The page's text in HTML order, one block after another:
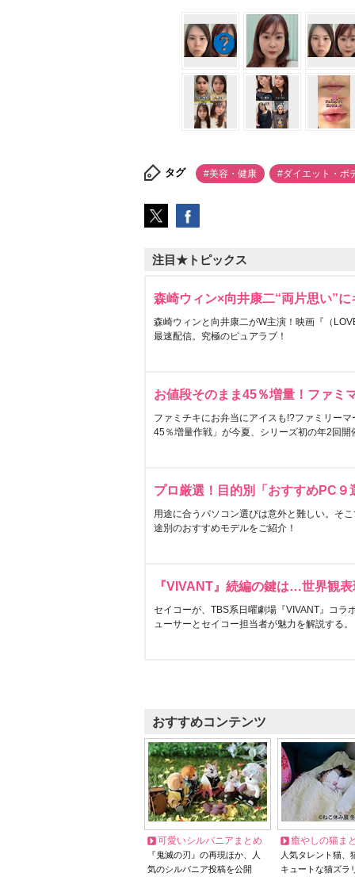
タグ #美容・健康 #ダイエット・ボ
注目★トピックス
森崎ウィン×向井康二“両片思い”
森崎ウィンと向井康二がW主演！映画『（
最速配信。究極のピュアラブ！
お値段そのまま45％増量！ファミ
ファミチキにお弁当にアイスも!?ファミリー
45％増量作戦」が今夏、シリーズ初の年2回開
プロ厳選！目的別「おすすめPC９
用途に合うパソコン選びは意外と難しい。そ
途別のおすすめモデルをご紹介！
『VIVANT』続編の鍵は…世界観
セイコーが、TBS系日曜劇場『VIVANT』コラ
ューサーとセイコー担当者が魅力を解説する。
おすすめコンテンツ
可愛いシルバニアまとめ
『鬼滅の刃』の再現ほか、人
気のシルバニア投稿を公開
癒やしの猫ま
人気タレント猫
キュートな猫ズラ